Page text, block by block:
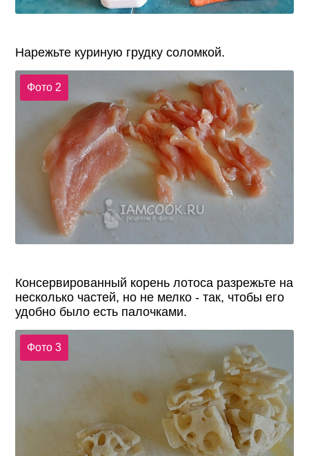
Нарежьте куриную грудку соломкой.
Фото 2
Консервированный корень лотоса разрежьте на
несколько частей, но не мелко - так, чтобы его
удобно было есть палочками.
Фото 3